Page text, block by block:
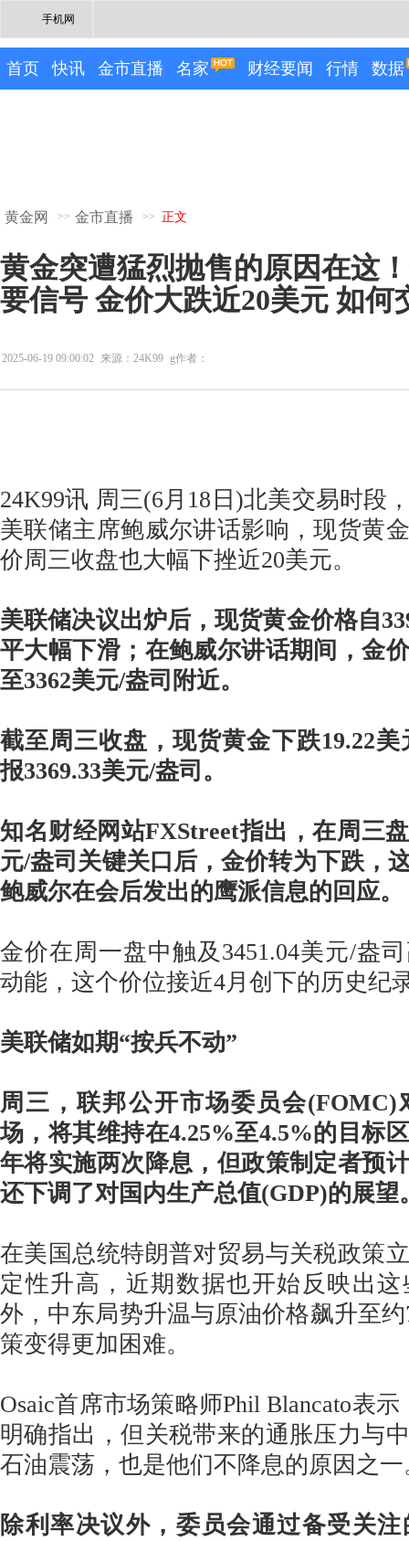
手机网
首页 快讯 金市直播 名家 财经要闻 行情 数据
黄金网 >> 金市直播 >> 正文
黄金突遭猛烈抛售的原因在这
要信号 金价大跌近20美元 如何
2025-06-19 09:00:02 来源：24K99 g作者：
24K99讯 周三(6月18日)北美交易时段
美联储主席鲍威尔讲话影响，现货黄
价周三收盘也大幅下挫近20美元。
美联储决议出炉后，现货黄金价格自
平大幅下滑；在鲍威尔讲话期间，金
至3362美元/盎司附近。
截至周三收盘，现货黄金下跌19.22
报3369.33美元/盎司。
知名财经网站FXStreet指出，在周三
元/盎司关键关口后，金价转为下跌，
鲍威尔在会后发出的鹰派信息的回应。
金价在周一盘中触及3451.04美元/盎
动能，这个价位接近4月创下的历史纪
美联储如期“按兵不动”
周三，联邦公开市场委员会(FOMC)
场，将其维持在4.25%至4.5%的目标
年将实施两次降息，但政策制定者预
还下调了对国内生产总值(GDP)的展望
在美国总统特朗普对贸易与关税政策
定性升高，近期数据也开始反映出
外，中东局势升温与原油价格飙升至
策变得更加困难。
Osaic首席市场策略师Phil Blancato表
明确指出，但关税带来的通胀压力与
石油震荡，也是他们不降息的原因之一
除利率决议外，委员会通过备受关